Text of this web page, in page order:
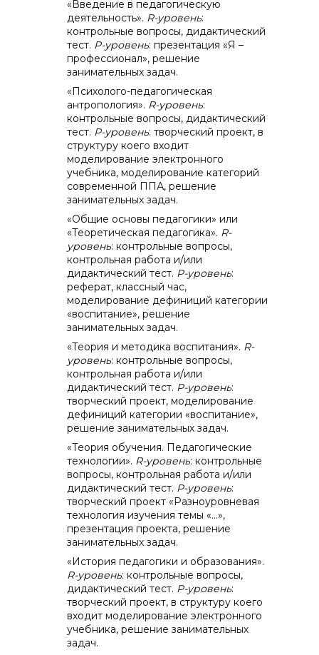
«Введение в педагогическую
деятельность». R-уровень:
контрольные вопросы, дидактический
тест. P-уровень: презентация «Я –
профессионал», решение
занимательных задач.
«Психолого-педагогическая
антропология». R-уровень:
контрольные вопросы, дидактический
тест. P-уровень: творческий проект, в
структуру коего входит
моделирование электронного
учебника, моделирование категорий
современной ППА, решение
занимательных задач.
«Общие основы педагогики» или
«Теоретическая педагогика». R-
уровень: контрольные вопросы,
контрольная работа и/или
дидактический тест. P-уровень:
реферат, классный час,
моделирование дефиниций категории
«воспитание», решение
занимательных задач.
«Теория и методика воспитания». R-
уровень: контрольные вопросы,
контрольная работа и/или
дидактический тест. P-уровень:
творческий проект, моделирование
дефиниций категории «воспитание»,
решение занимательных задач.
«Теория обучения. Педагогические
технологии». R-уровень: контрольные
вопросы, контрольная работа и/или
дидактический тест. P-уровень:
творческий проект «Разноуровневая
технология изучения темы «…»,
презентация проекта, решение
занимательных задач.
«История педагогики и образования».
R-уровень: контрольные вопросы,
дидактический тест. P-уровень:
творческий проект, в структуру коего
входит моделирование электронного
учебника, решение занимательных
задач.